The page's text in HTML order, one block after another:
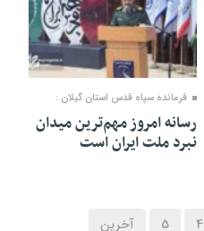
۲۱ بهمن ۱۴۰۴
فرمانده سپاه قدس استان گیلان :
رسانه امروز مهم‌ترین میدان
نبرد ملت ایران است
4
5 آخرین